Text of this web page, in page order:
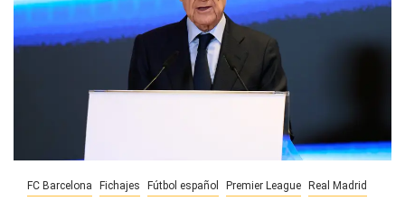
FC Barcelona Fichajes Fútbol español Premier League Real Madrid